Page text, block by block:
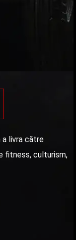
a livra către
fitness, culturism,